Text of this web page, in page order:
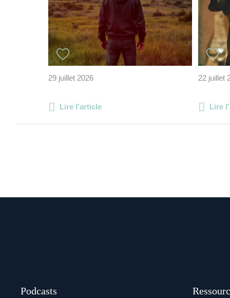
29 juillet 2026
Lire l'article
22 juillet
Lire
Podcasts